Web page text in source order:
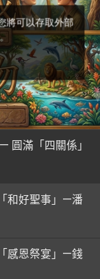
圓滿「四關係」
和好聖事」—潘
感恩祭宴」—錢